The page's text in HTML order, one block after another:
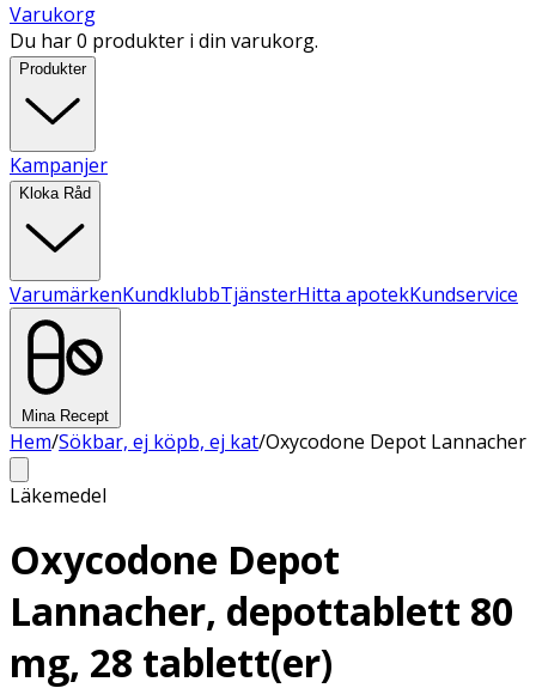
Varukorg
Du har 0 produkter i din varukorg.
Produkter
Kampanjer
Kloka Råd
VarumärkenKundklubbTjänsterHitta apotekKundservice
Mina Recept
Hem/Sökbar, ej köpb, ej kat/Oxycodone Depot Lannacher
Läkemedel
Oxycodone Depot
Lannacher, depottablett 80
mg, 28 tablett(er)